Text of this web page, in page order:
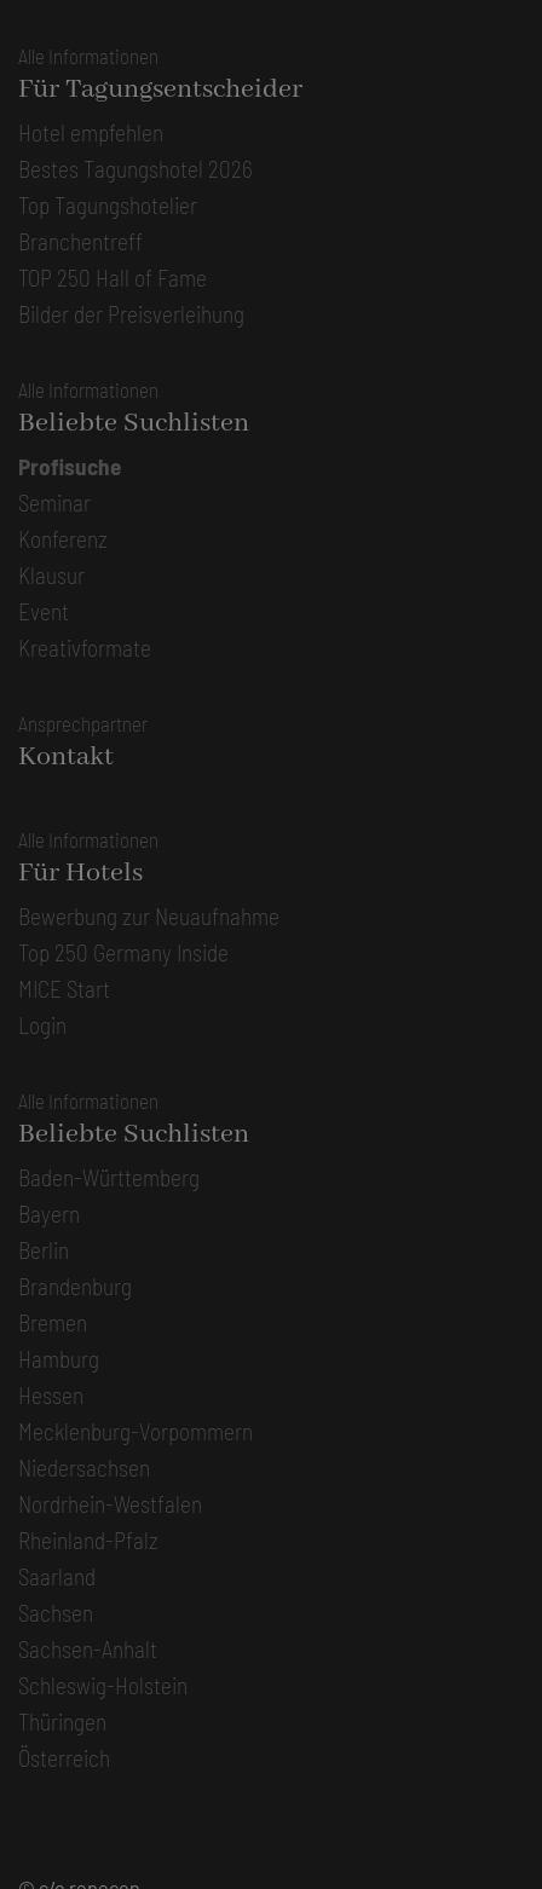
Alle Informationen
Für Tagungsentscheider
Hotel empfehlen
Bestes Tagungshotel 2026
Top Tagungshotelier
Branchentreff
TOP 250 Hall of Fame
Bilder der Preisverleihung
Alle Informationen
Beliebte Suchlisten
Profisuche
Seminar
Konferenz
Klausur
Event
Kreativformate
Ansprechpartner
Kontakt
Alle Informationen
Für Hotels
Bewerbung zur Neuaufnahme
Top 250 Germany Inside
MICE Start
Login
Alle Informationen
Beliebte Suchlisten
Baden-Württemberg
Bayern
Berlin
Brandenburg
Bremen
Hamburg
Hessen
Mecklenburg-Vorpommern
Niedersachsen
Nordrhein-Westfalen
Rheinland-Pfalz
Saarland
Sachsen
Sachsen-Anhalt
Schleswig-Holstein
Thüringen
Österreich